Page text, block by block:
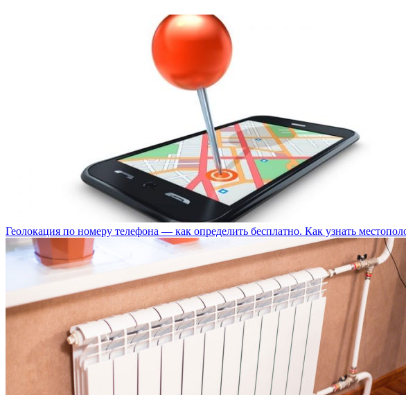
Геолокация по номеру телефона — как определить бесплатно. Как узнать